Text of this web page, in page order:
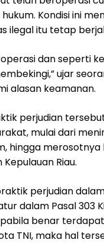
Kondisi ini
ilegal itu tetap
dan seperti
ujar
alasan keamanan.
perjudian
mulai dari
hingga
Riau.
perjudian
dalam Pasal 303
benar
TNI, maka hal